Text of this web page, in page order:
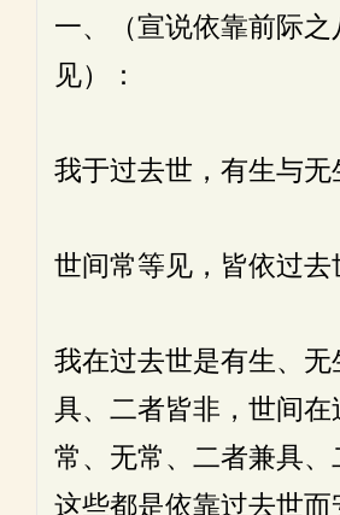
一、（宣说依靠前际之
见）：
我于过去世，有生与无
世间常等见，皆依过去
我在过去世是有生、无
具、二者皆非，世间在
常、无常、二者兼具、
这些都是依靠过去世而